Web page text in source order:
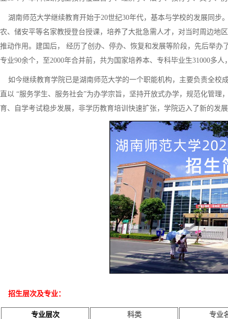
湖南师范大学继续教育开始于20世纪30年代，基本与学校的发展同步
农、储安平等名家教授登台授课，培养了大批急需人才，对当时周边地
推动作用。建国后， 经历了创办、停办、恢复和发展等阶段，先后举
专业90余个，至2000年合并前，共为国家培养本、专科毕业生31000多
如今继续教育学院已是湖南师范大学的一个职能机构，主要负责全校
直以 “服务学生、服务社会”为办学宗旨，坚持开放式办学，规范化管
育、自学考试稳步发展，非学历教育培训快速扩张，学院迈入了新的发
招生层次及专业：
专业层次 科类 专业